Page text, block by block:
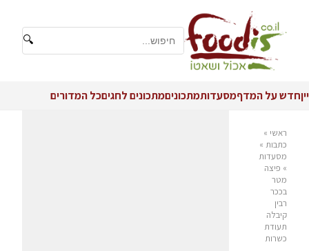
🔍
ייןחדש על המדףמסעדותמתכוניםמתכונים לחגיםכל המדורים
ראשי »
כתבות »
מסעדות
» פיצה
מטר
בככר
רבין
קיבלה
תעודת
כשרות